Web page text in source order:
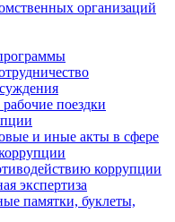
организаций
поездки
и иные акты в сфере
коррупции
экспертиза
памятки, буклеты,